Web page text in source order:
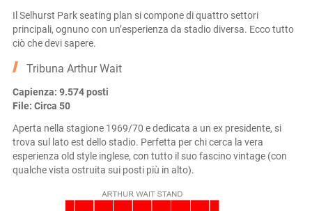
Il Selhurst Park seating plan si compone di quattro settori
principali, ognuno con un’esperienza da stadio diversa. Ecco tutto
ciò che devi sapere.
Tribuna Arthur Wait
Capienza: 9.574 posti
File: Circa 50
Aperta nella stagione 1969/70 e dedicata a un ex presidente, si
trova sul lato est dello stadio. Perfetta per chi cerca la vera
esperienza old style inglese, con tutto il suo fascino vintage (con
qualche vista ostruita sui posti più in alto).